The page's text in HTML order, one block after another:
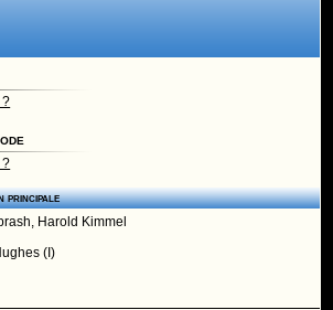
?
?
principale
, Harold Kimmel
(I)